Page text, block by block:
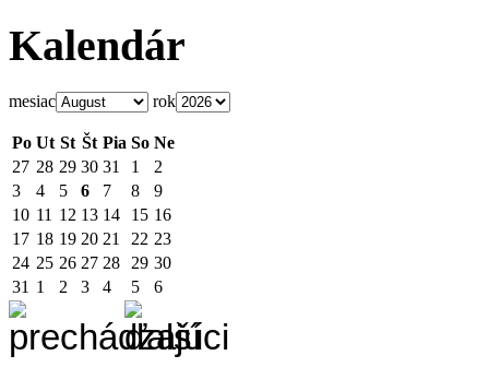
Kalendár
mesiac rok
Po Ut St Št Pia So Ne
27 28 29 30 31 1
2
3
4 5 6 7 8
9
10 11 12 13 14 15 16
17 18 19 20 21 22 23
24 25 26 27 28 29 30
31 1 2 3 4 5 6